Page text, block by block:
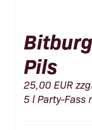
Pils
25,00 EUR
5 l Party-Fass